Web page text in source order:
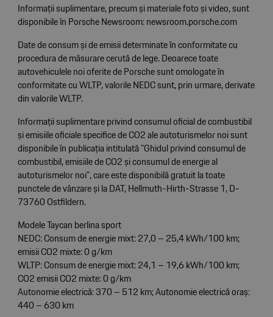
Informații suplimentare, precum și materiale foto și video, sunt
disponibile în Porsche Newsroom: newsroom.porsche.com
Date de consum și de emisii determinate în conformitate cu
procedura de măsurare cerută de lege. Deoarece toate
autovehiculele noi oferite de Porsche sunt omologate în
conformitate cu WLTP, valorile NEDC sunt, prin urmare, derivate
din valorile WLTP.
Informații suplimentare privind consumul oficial de combustibil
și emisiile oficiale specifice de CO2 ale autoturismelor noi sunt
disponibile în publicația intitulată "Ghidul privind consumul de
combustibil, emisiile de CO2 și consumul de energie al
autoturismelor noi", care este disponibilă gratuit la toate
punctele de vânzare și la DAT, Hellmuth-Hirth-Strasse 1, D-
73760 Ostfildern.
Modele Taycan berlina sport
NEDC: Consum de energie mixt: 27,0 – 25,4 kWh/100 km;
emisii CO2 mixte: 0 g/km
WLTP: Consum de energie mixt: 24,1 – 19,6 kWh/100 km;
CO2 emisii CO2 mixte: 0 g/km
Autonomie electrică: 370 – 512 km; Autonomie electrică oraș:
440 – 630 km